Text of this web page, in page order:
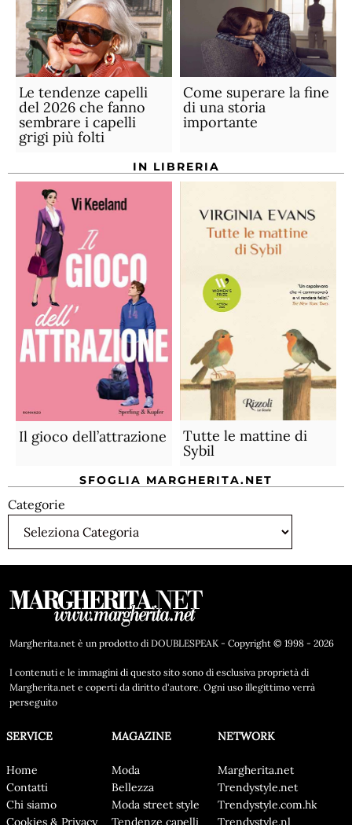
Le tendenze capelli
del 2026 che fanno
sembrare i capelli
grigi più folti
Come superare la fine
di una storia
importante
IN LIBRERIA
Il gioco dell’attrazione
Tutte le mattine di
Sybil
SFOGLIA MARGHERITA.NET
Categorie
Margherita.net è un prodotto di DOUBLESPEAK - Copyright © 1998 - 2026
I contenuti e le immagini di questo sito sono di esclusiva proprietà di
Margherita.net e coperti da diritto d'autore. Ogni uso illegittimo verrà
perseguito
SERVICE
Home
Contatti
Chi siamo
Cookies & Privacy
MAGAZINE
Moda
Bellezza
Moda street style
Tendenze capelli
NETWORK
Margherita.net
Trendystyle.net
Trendystyle.com.hk
Trendystyle.nl